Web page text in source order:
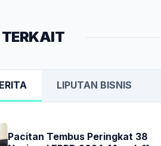
LIPUTAN BISNIS
Pacitan Tembus Peringkat 38